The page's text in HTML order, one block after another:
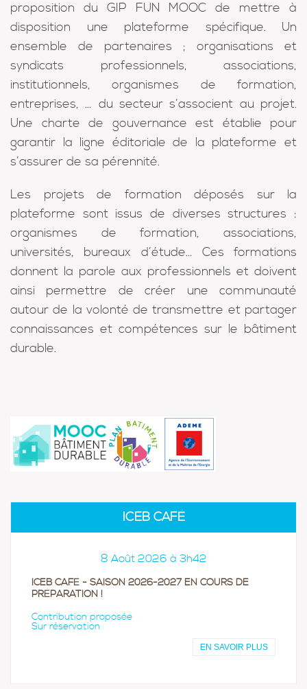
proposition du GIP FUN MOOC de mettre à
disposition une plateforme spécifique. Un
ensemble de partenaires ; organisations et
syndicats professionnels, associations,
institutionnels, organismes de formation,
entreprises, … du secteur s’associent au projet.
Une charte de gouvernance est établie pour
garantir la ligne éditoriale de la plateforme et
s’assurer de sa pérennité.
Les projets de formation déposés sur la
plateforme sont issus de diverses structures :
organismes de formation, associations,
universités, bureaux d’étude… Ces formations
donnent la parole aux professionnels et doivent
ainsi permettre de créer une communauté
autour de la volonté de transmettre et partager
connaissances et compétences sur le bâtiment
durable.
ICEB CAFÉ
8 Août 2026 à 3h42
ICEB CAFÉ - SAISON 2026-2027 EN COURS DE
PRÉPARATION !
Contribution proposée
Sur réservation
EN SAVOIR PLUS